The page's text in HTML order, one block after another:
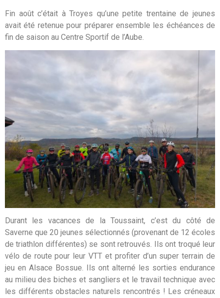
Fin août c’était à Troyes qu’une petite trentaine de jeunes
avait été retenue pour préparer ensemble les échéances de
fin de saison au Centre Sportif de l’Aube.
Durant les vacances de la Toussaint, c’est du côté de
Saverne que 20 jeunes sélectionnés (provenant de 12 écoles
de triathlon différentes) se sont retrouvés. Ils ont troqué leur
vélo de route pour leur VTT et profiter d’un super terrain de
jeu en Alsace Bossue. Ils ont alterné les sorties endurance
au milieu des biches et sangliers et le travail technique avec
les différents obstacles naturels rencontrés ! Les créneaux